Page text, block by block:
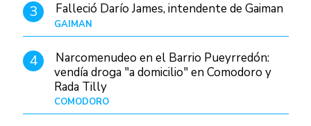
3 Falleció Darío James, intendente de Gaiman
GAIMAN
4
Narcomenudeo en el Barrio Pueyrredón:
vendía droga "a domicilio" en Comodoro y
Rada Tilly
COMODORO